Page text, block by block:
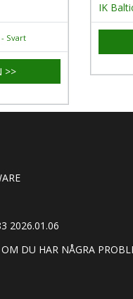
- Svart
>>
IK
2026.01.06
DU HAR NÅGRA